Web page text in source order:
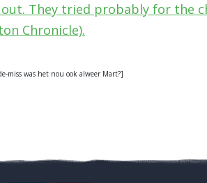
They tried probably for the
Chronicle).
miss was het nou ook alweer Mart?]